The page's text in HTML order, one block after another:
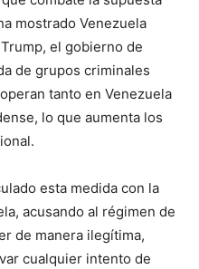
mostrado Venezuela
el gobierno de
de grupos criminales
tanto en Venezuela
lo que aumenta los
esta medida con la
acusando al régimen de
de manera ilegítima,
cualquier intento de